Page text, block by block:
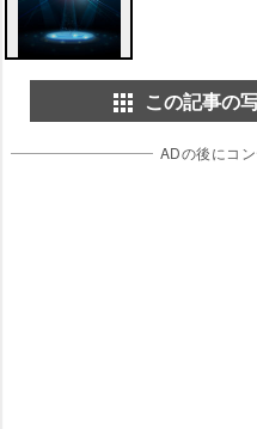
この記事の
ADの後にコ